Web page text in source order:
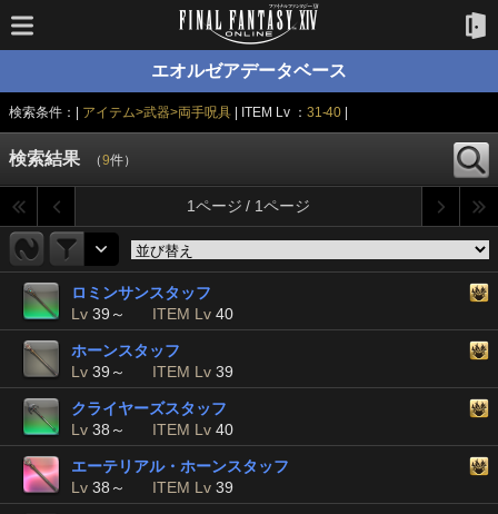
エオルゼアデータベース
検索条件：| アイテム>武器>両手呪具 | ITEM Lv ： 31-40
検索結果 （9件）
1ページ / 1ページ
ロミンサンスタッフ
Lv 39～ ITEM Lv 40
ホーンスタッフ
Lv 39～ ITEM Lv 39
クライヤーズスタッフ
Lv 38～ ITEM Lv 40
エーテリアル・ホーンスタッフ
Lv 38～ ITEM Lv 39